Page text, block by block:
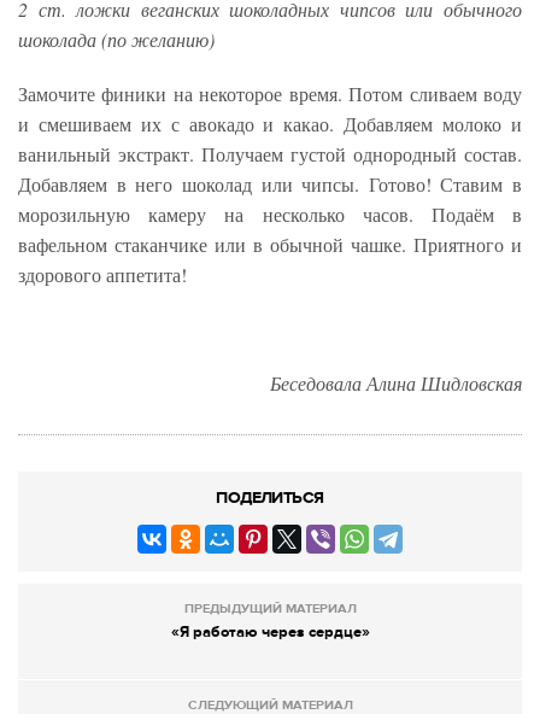
2 ст. ложки веганских шоколадных чипсов или обычного
шоколада (по желанию)
Замочите финики на некоторое время. Потом сливаем воду
и смешиваем их с авокадо и какао. Добавляем молоко и
ванильный экстракт. Получаем густой однородный состав.
Добавляем в него шоколад или чипсы. Готово! Ставим в
морозильную камеру на несколько часов. Подаём в
вафельном стаканчике или в обычной чашке. Приятного и
здорового аппетита!
Беседовала Алина Шидловская
ПОДЕЛИТЬСЯ
ПРЕДЫДУЩИЙ МАТЕРИАЛ
«Я работаю через сердце»
СЛЕДУЮЩИЙ МАТЕРИАЛ